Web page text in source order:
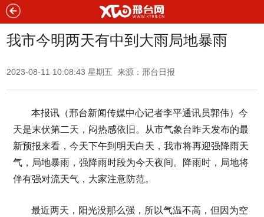
我市今明两天有中到大雨局地暴雨
2023-08-11 10:08:43 星期五 来源：邢台日报
本报讯（邢台新闻传媒中心记者李平通讯员郭伟）今
天是末伏第二天，闷热感依旧。从市气象台昨天发布的最
新预报来看，今天下午到明天白天，我市将再迎强降雨天
气，局地暴雨，强降雨时段为今天夜间。降雨时，局地将
伴有强对流天气，大家注意防范。
最近两天，阳光没那么强，所以气温不高，但因为空